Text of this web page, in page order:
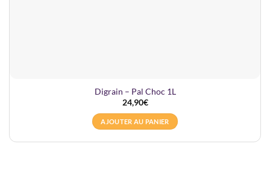
Digrain – Pal Choc 1L
24,90€
AJOUTER AU PANIER